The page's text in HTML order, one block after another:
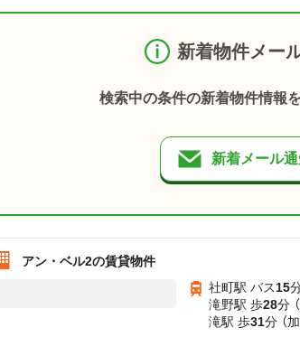
新着物件メー
検索中の条件の新着物件情報
新着メール
アン・ベル2の賃貸物件
社町駅 バス15
滝野駅 歩28分
滝駅 歩31分 （